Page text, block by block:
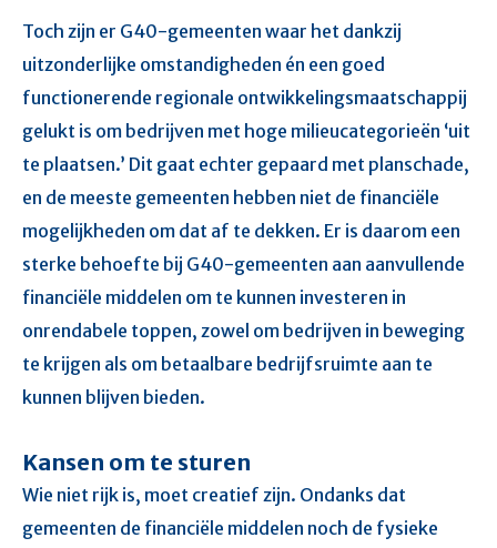
Toch zijn er G40-gemeenten waar het dankzij
uitzonderlijke omstandigheden én een goed
functionerende regionale ontwikkelingsmaatschappij
gelukt is om bedrijven met hoge milieucategorieën ‘uit
te plaatsen.’ Dit gaat echter gepaard met planschade,
en de meeste gemeenten hebben niet de financiële
mogelijkheden om dat af te dekken. Er is daarom een
sterke behoefte bij G40-gemeenten aan aanvullende
financiële middelen om te kunnen investeren in
onrendabele toppen, zowel om bedrijven in beweging
te krijgen als om betaalbare bedrijfsruimte aan te
kunnen blijven bieden.
Kansen om te sturen
Wie niet rijk is, moet creatief zijn. Ondanks dat
gemeenten de financiële middelen noch de fysieke